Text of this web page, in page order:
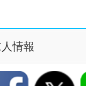
情報